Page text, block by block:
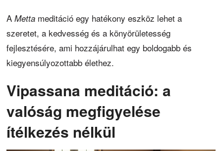
AMetta meditáció egy hatékony eszköz lehet a
szeretet, a kedvesség és a könyörületesség
fejlesztésére, ami hozzájárulhat egy boldogabb és
kiegyensúlyozottabb élethez.
Vipassana meditáció: a
valóság megfigyelése
ítélkezés nélkül